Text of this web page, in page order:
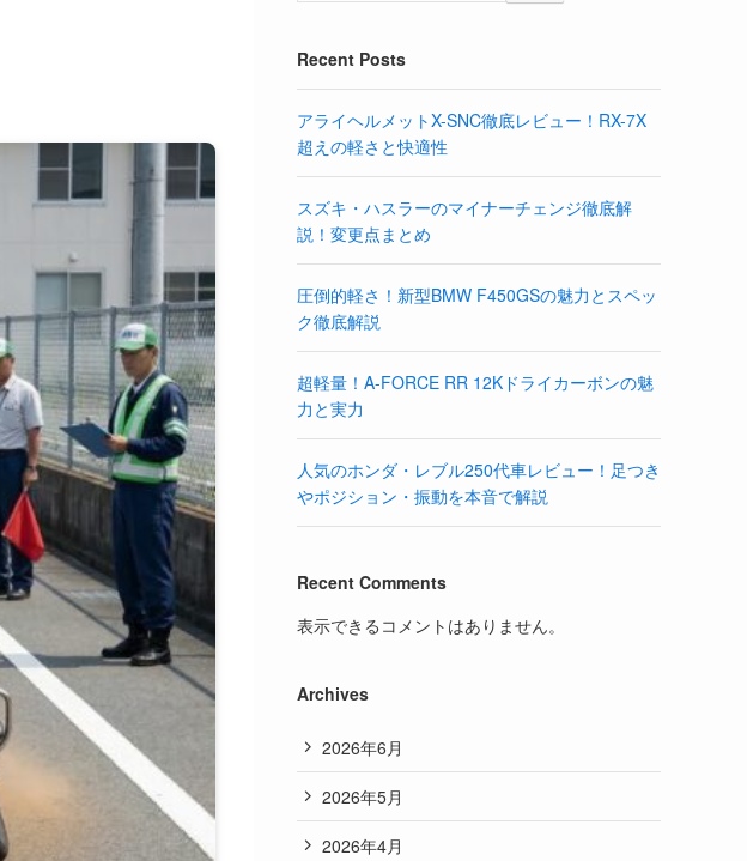
Recent Posts
アライヘルメットX-SNC徹底レビュー！RX-7X
超えの軽さと快適性
スズキ・ハスラーのマイナーチェンジ徹底解
説！変更点まとめ
圧倒的軽さ！新型BMW F450GSの魅力とスペッ
ク徹底解説
超軽量！A-FORCE RR 12Kドライカーボンの魅
力と実力
人気のホンダ・レブル250代車レビュー！足つき
やポジション・振動を本音で解説
Recent Comments
表示できるコメントはありません。
Archives
2026年6月
2026年5月
2026年4月